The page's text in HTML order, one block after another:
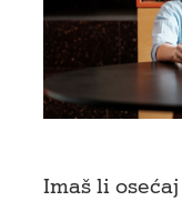
Imaš li